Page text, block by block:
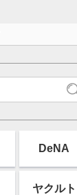
DeNA
ヤクルト